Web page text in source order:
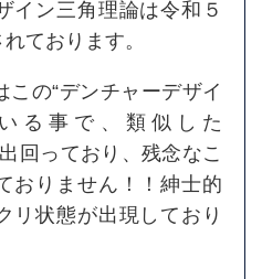
イン三角理論は令和５
ております。
この“デンチャーデザイ
る事で、類似した
回っており、残念なこ
おりません！！紳士的
リ状態が出現しており